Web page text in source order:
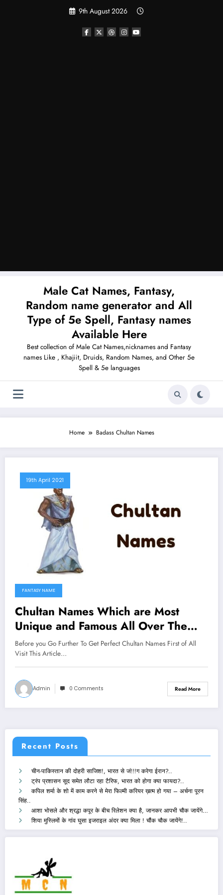
9th August 2026
Male Cat Names, Fantasy,
Random name generator and All
Type of 5e Spell, Fantasy names
Available Here
Best collection of Male Cat Names,nicknames and Fantasy
names Like , Khajiit, Druids, Random Names, and Other 5e
Spell & 5e languages
Home Badass Chultan Names
19th April 2021
FANTASY NAME
Chultan Names Which are Most
Unique and Famous All Over The
Worlds
Before you Go Further To Get Perfect Chultan Names First of All
Visit This Article…
Admin 0 Comments Read More
Recent Posts
चीन-पाकिस्तान की दोहरी साजिश!, भारत से जं!!!ग करेगा ईरान?..
ट्रंप प्रशासन सूद समेत लौटा रहा टैरिफ, भारत को होगा क्या फायदा?..
कपिल शर्मा के शो में काम करने से मेरा फिल्मी करियर ख़त्म हो गया – अर्चना पूरन
सिंह..
आशा भोसले और श्रद्धा कपूर के बीच रिलेशन क्या है, जानकर आपभी चौक जायेंगे…
शिया मुस्लिमों के गांव घुसा इजराइल अंदर क्या मिला ! चौंक चौक जायेंगे!..